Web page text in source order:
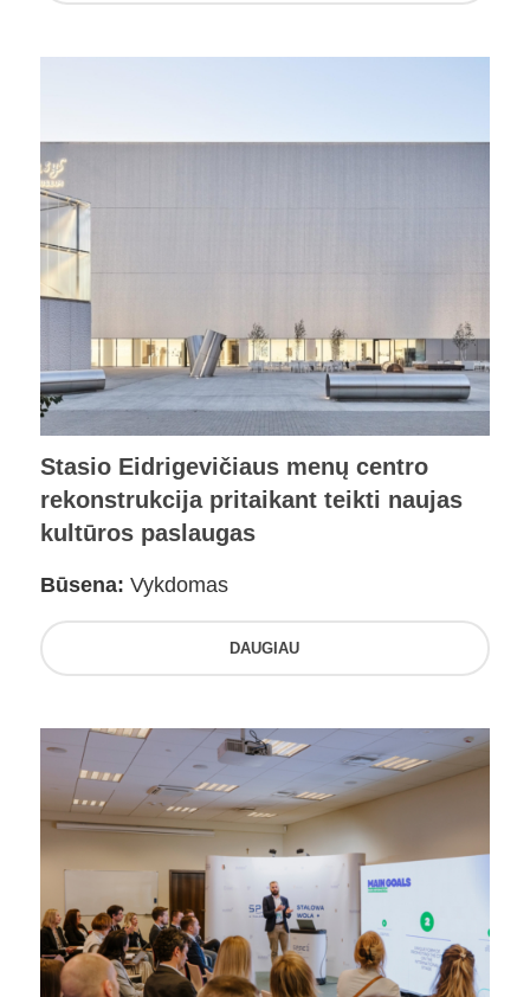
Stasio Eidrigevičiaus menų centro
rekonstrukcija pritaikant teikti naujas
kultūros paslaugas
Būsena: Vykdomas
DAUGIAU